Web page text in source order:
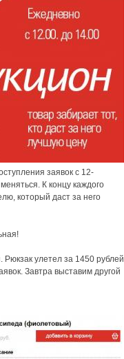
заявок с 12-
К концу каждого
который даст за него
Рюкзак улетел за 1450 рублей
Завтра выставим другой